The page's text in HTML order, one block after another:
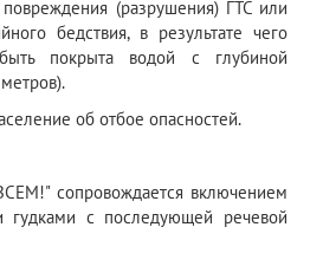
повреждения (разрушения) ГТС или
бедствия, в результате чего
покрыта водой с глубиной
об отбое опасностей.
сопровождается включением
гудками с последующей речевой